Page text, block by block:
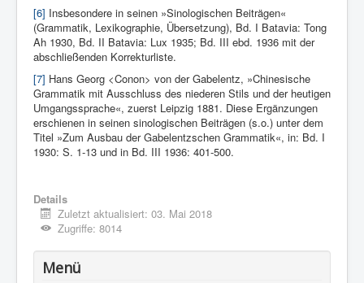
[6] Insbesondere in seinen »Sinologischen Beiträgen«
(Grammatik, Lexikographie, Übersetzung), Bd. I Batavia: Tong
Ah 1930, Bd. II Batavia: Lux 1935; Bd. III ebd. 1936 mit der
abschließenden Korrekturliste.
[7] Hans Georg <Conon> von der Gabelentz, »Chinesische
Grammatik mit Ausschluss des niederen Stils und der heutigen
Umgangssprache«, zuerst Leipzig 1881. Diese Ergänzungen
erschienen in seinen sinologischen Beiträgen (s.o.) unter dem
Titel »Zum Ausbau der Gabelentzschen Grammatik«, in: Bd. I
1930: S. 1-13 und in Bd. III 1936: 401-500.
Details
Zuletzt aktualisiert: 03. Mai 2018
Zugriffe: 8014
Menü